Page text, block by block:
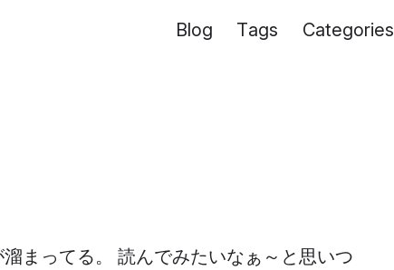
Blog Tags Categories
まってる。 読んでみたいなぁ～と思いつ